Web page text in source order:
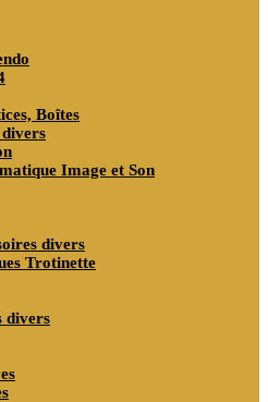
Boîtes
Image et Son
divers
Trotinette
divers